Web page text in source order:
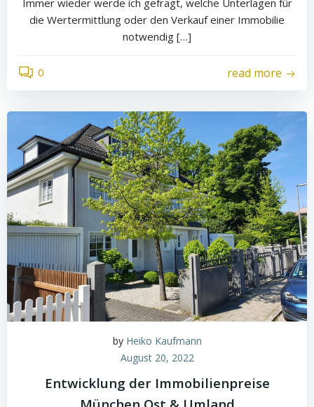
Immer wieder werde ich gefragt, welche Unterlagen für
die Wertermittlung oder den Verkauf einer Immobilie
notwendig […]
0 read more
by Heiko Kaufmann
August 20, 2022
Entwicklung der Immobilienpreise